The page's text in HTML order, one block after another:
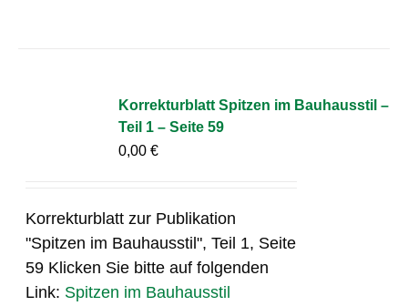
Korrekturblatt Spitzen im Bauhausstil –
Teil 1 – Seite 59
0,00€
Korrekturblatt zur Publikation
"Spitzen im Bauhausstil", Teil 1, Seite
59 Klicken Sie bitte auf folgenden
Link: Spitzen im Bauhausstil